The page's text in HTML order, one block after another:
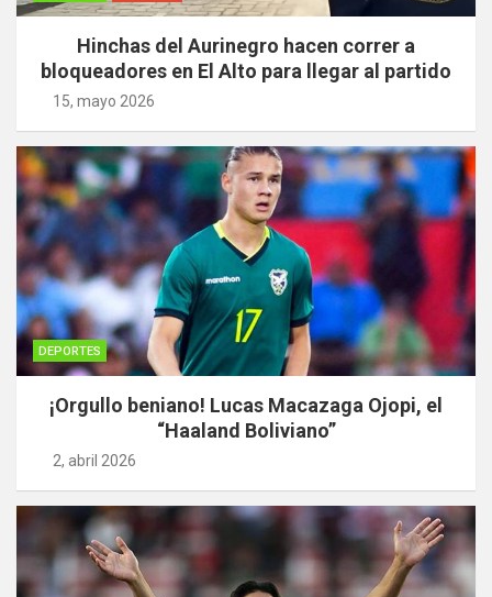
Hinchas del Aurinegro hacen correr a
bloqueadores en El Alto para llegar al partido
15, mayo 2026
DEPORTES
¡Orgullo beniano! Lucas Macazaga Ojopi, el
“Haaland Boliviano”
2, abril 2026